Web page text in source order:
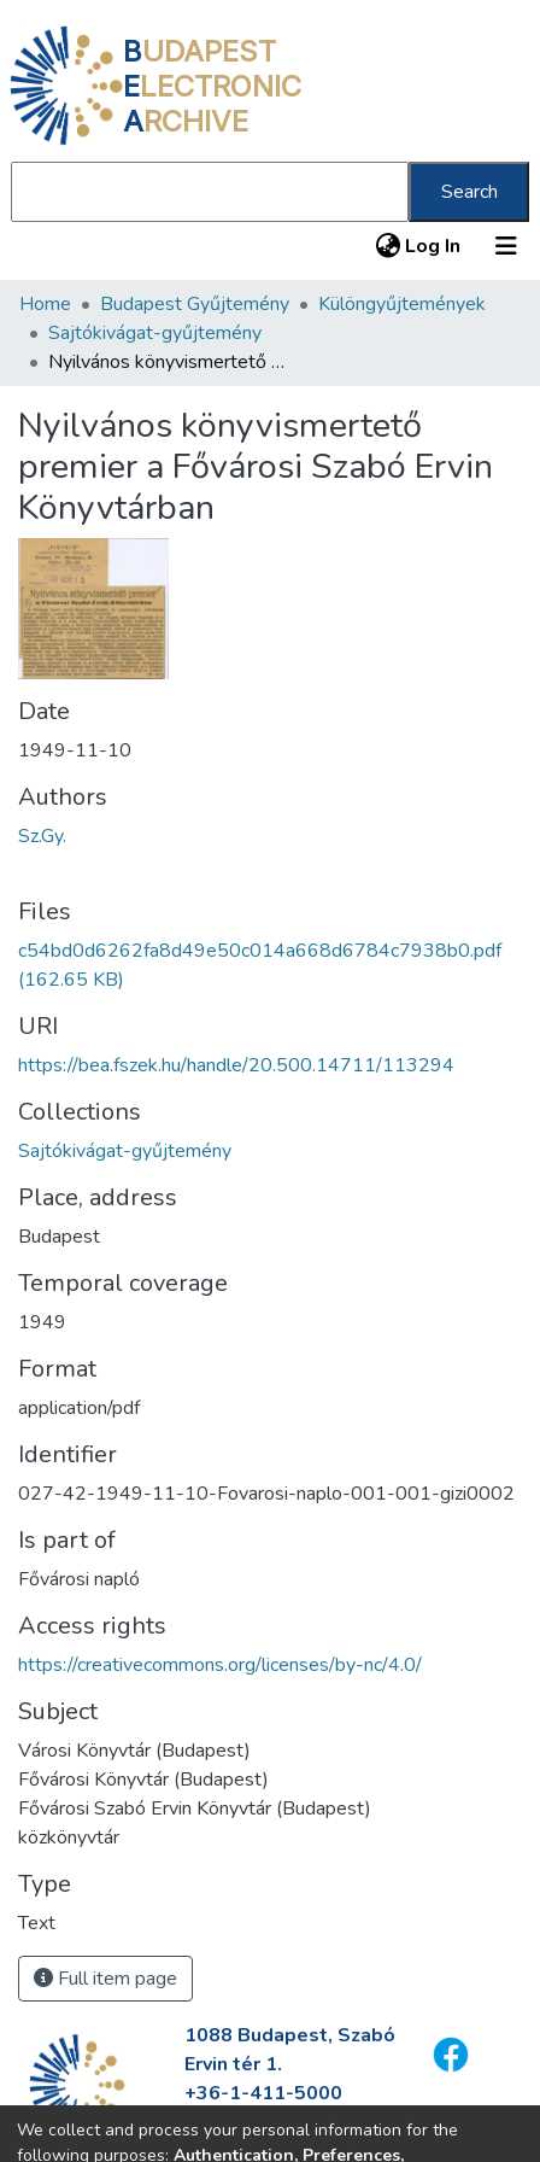
BUDAPEST
ELECTRONIC
ARCHIVE
Search
Log In (current)
Communities & Collections
All of DSpace
About us
Home Budapest Gyűjtemény
Különgyűjtemények
Sajtókivágat-gyűjtemény
Nyilvános könyvismertető premier a Fővárosi Szabó Ervin Könyvtárban
Nyilvános könyvismertető
premier a Fővárosi Szabó Ervin
Könyvtárban
Date
1949-11-10
Authors
Sz.Gy.
Files
c54bd0d6262fa8d49e50c014a668d6784c7938b0.pdf
(162.65 KB)
URI
https://bea.fszek.hu/handle/20.500.14711/113294
Collections
Sajtókivágat-gyűjtemény
Place, address
Budapest
Temporal coverage
1949
Format
application/pdf
Identifier
027-42-1949-11-10-Fovarosi-naplo-001-001-gizi0002
Is part of
Fővárosi napló
Access rights
https://creativecommons.org/licenses/by-nc/4.0/
Subject
Városi Könyvtár (Budapest)
Fővárosi Könyvtár (Budapest)
Fővárosi Szabó Ervin Könyvtár (Budapest)
közkönyvtár
Type
Text
Full item page
1088 Budapest, Szabó
Ervin tér 1.
+36-1-411-5000
info@fszek.hu
https://fszek.hu
We collect and process your personal information for the
following purposes: Authentication, Preferences,